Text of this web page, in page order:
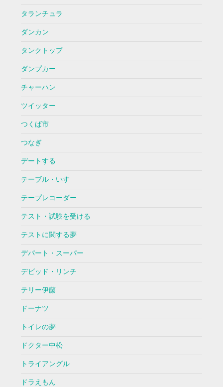
タランチュラ
ダンカン
タンクトップ
ダンプカー
チャーハン
ツイッター
つくば市
つなぎ
デートする
テーブル・いす
テープレコーダー
テスト・試験を受ける
テストに関する夢
デパート・スーパー
デビッド・リンチ
テリー伊藤
ドーナツ
トイレの夢
ドクター中松
トライアングル
ドラえもん